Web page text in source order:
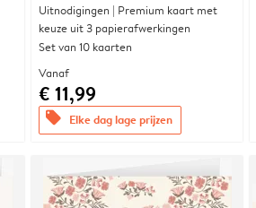
Uitnodigingen | Premium kaart met
keuze uit 3 papierafwerkingen
Set van 10 kaarten
Vanaf
€ 11,99
offers Elke dag lage prijzen